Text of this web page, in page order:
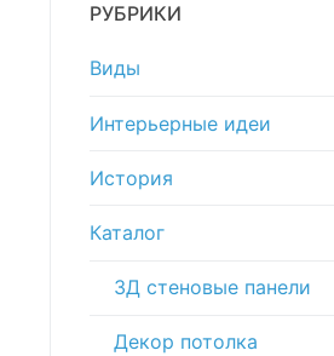
РУБРИКИ
Виды
Интерьерные идеи
История
Каталог
3Д стеновые панели
Декор потолка